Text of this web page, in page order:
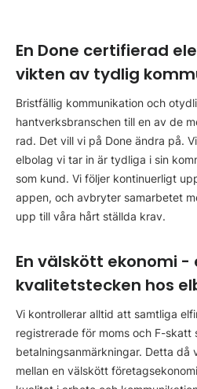
En Done certifierad
vikten av tydlig
Bristfällig kommunikation och
hantverksbranschen till en av de
rad. Det vill vi på Done ändra på.
elbolag vi tar in är tydliga i sin
som kund. Vi följer kontinuerligt
appen, och avbryter samarbetet
upp till våra hårt ställda krav.
En välskött ekonomi -
kvalitetstecken hos
Vi kontrollerar alltid att samtliga
registrerade för moms och F-skatt
betalningsanmärkningar. Detta
mellan en välskött